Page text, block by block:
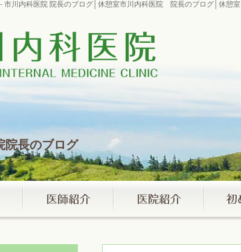
市川内科医院 院長のブログ│休憩室市川内科医院 院長のブログ│休憩室
院長のブログ